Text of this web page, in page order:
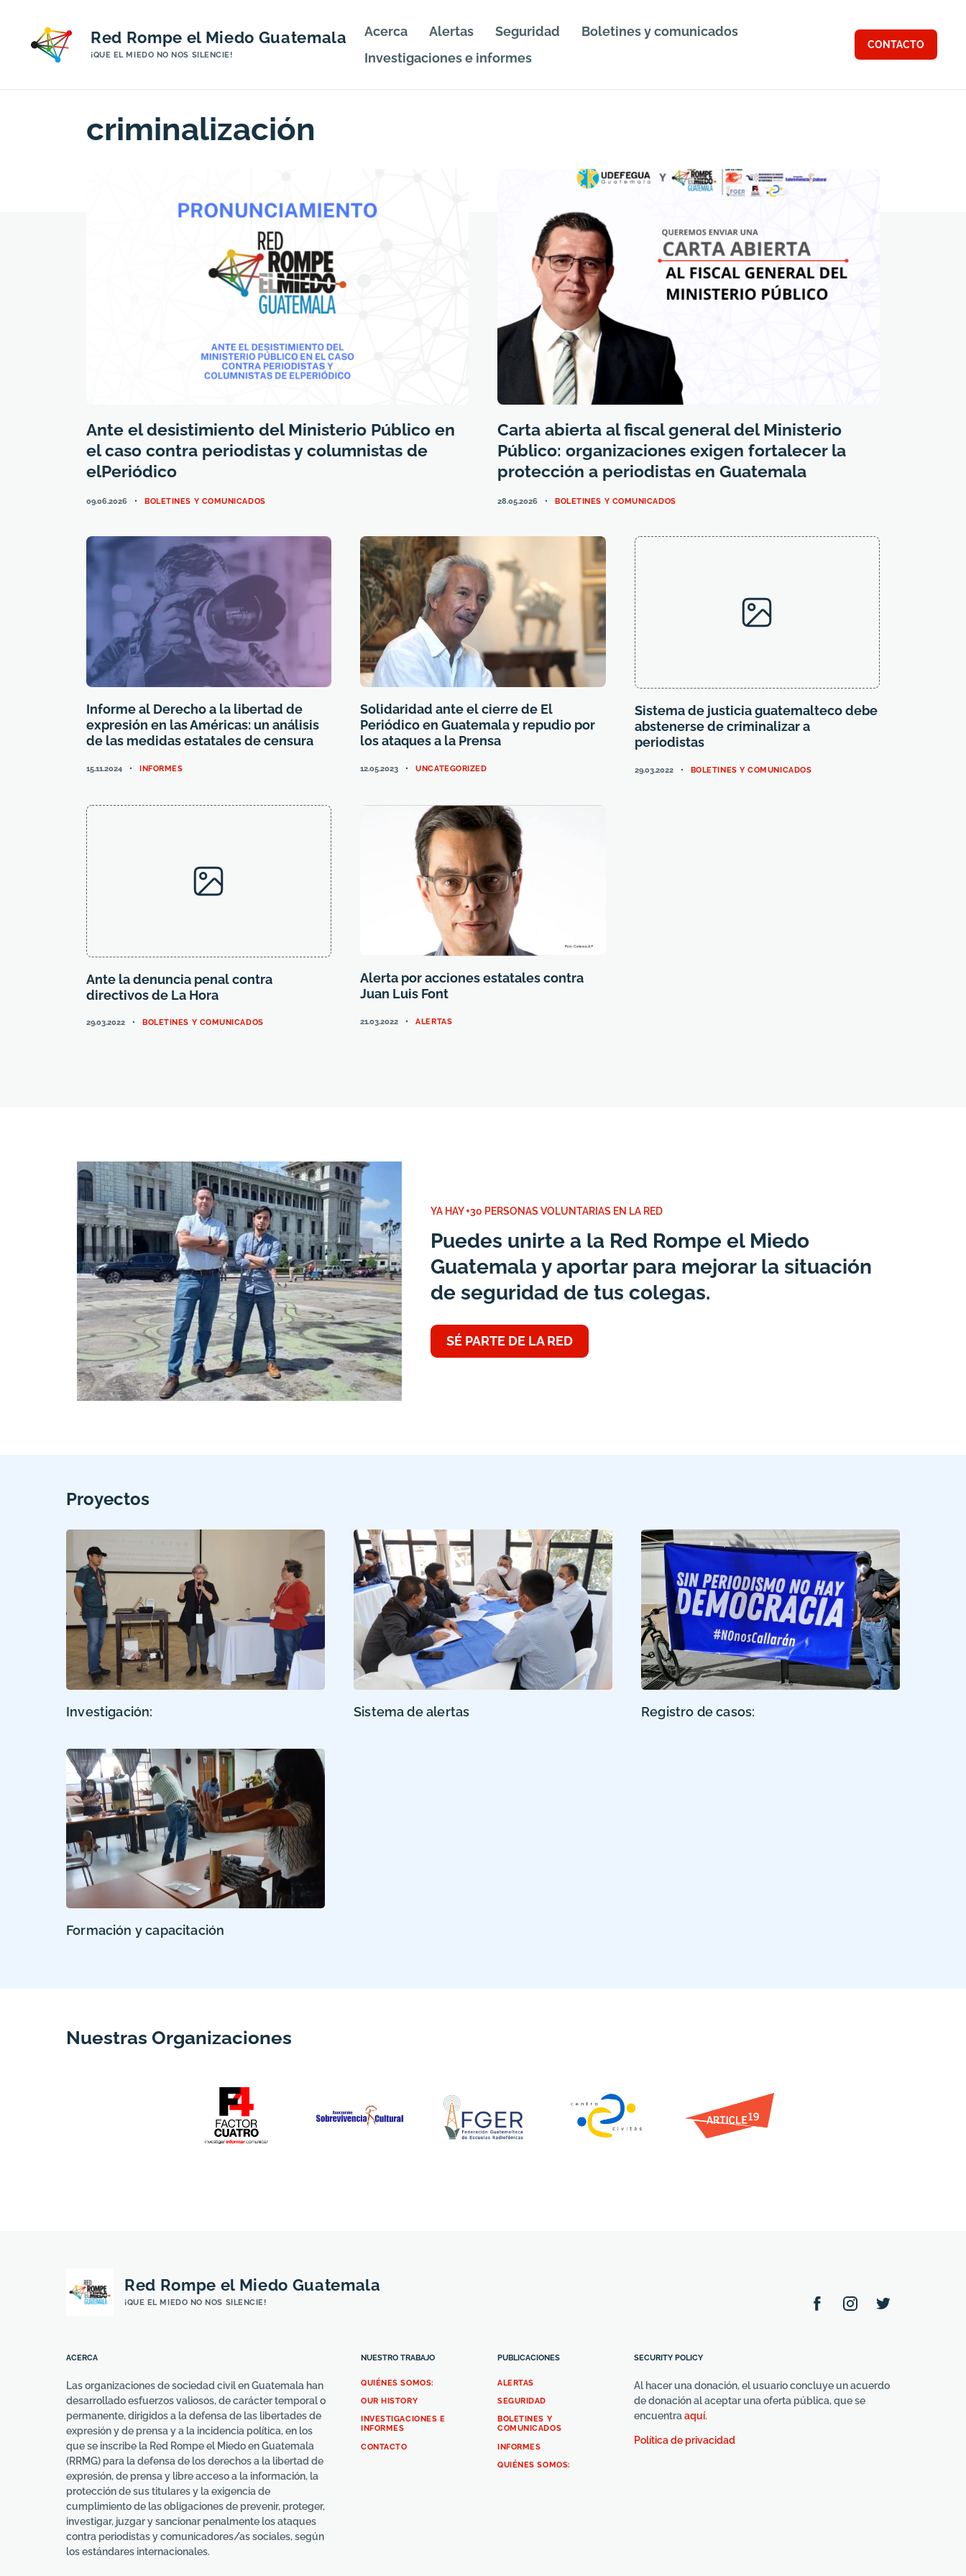
Red Rompe el Miedo Guatemala
¡QUE EL MIEDO NO NOS SILENCIE!
Acerca Alertas Seguridad
Boletines y comunicados
Investigaciones e informes
CONTACTO
criminalización
Ante el desistimiento del Ministerio Público en
el caso contra periodistas y columnistas de
elPeriódico
09.06.2026 CATEGORIES
BOLETINES Y COMUNICADOS
Carta abierta al fiscal general del Ministerio
Público: organizaciones exigen fortalecer la
protección a periodistas en Guatemala
28.05.2026 CATEGORIES
BOLETINES Y COMUNICADOS
Informe al Derecho a la libertad de
expresión en las Américas: un análisis
de las medidas estatales de censura
15.11.2024 CATEGORIES
INFORMES
Solidaridad ante el cierre de El
Periódico en Guatemala y repudio por
los ataques a la Prensa
12.05.2023 CATEGORIES
UNCATEGORIZED
Sistema de justicia guatemalteco debe
abstenerse de criminalizar a
periodistas
29.03.2022 CATEGORIES
BOLETINES Y COMUNICADOS
Ante la denuncia penal contra
directivos de La Hora
29.03.2022 CATEGORIES
BOLETINES Y COMUNICADOS
Alerta por acciones estatales contra
Juan Luis Font
21.03.2022 CATEGORIES
ALERTAS
YA HAY +30 PERSONAS VOLUNTARIAS EN LA RED
Puedes unirte a la Red Rompe el Miedo
Guatemala y aportar para mejorar la situación
de seguridad de tus colegas.
SÉ PARTE DE LA RED
Proyectos
Investigación: Sistema de alertas Registro de casos:
Formación y capacitación
Nuestras Organizaciones
Red Rompe el Miedo Guatemala
¡QUE EL MIEDO NO NOS SILENCIE!
ACERCA
Las organizaciones de sociedad civil en Guatemala han
desarrollado esfuerzos valiosos, de carácter temporal o
permanente, dirigidos a la defensa de las libertades de
expresión y de prensa y a la incidencia política, en los
que se inscribe la Red Rompe el Miedo en Guatemala
(RRMG) para la defensa de los derechos a la libertad de
expresión, de prensa y libre acceso a la información, la
protección de sus titulares y la exigencia de
cumplimiento de las obligaciones de prevenir, proteger,
investigar, juzgar y sancionar penalmente los ataques
contra periodistas y comunicadores/as sociales, según
los estándares internacionales.
NUESTRO TRABAJO
QUIÉNES SOMOS:
OUR HISTORY
INVESTIGACIONES E
INFORMES
CONTACTO
PUBLICACIONES
ALERTAS
SEGURIDAD
BOLETINES Y
COMUNICADOS
INFORMES
QUIÉNES SOMOS:
SECURITY POLICY
Al hacer una donación, el usuario concluye un acuerdo
de donación al aceptar una oferta pública, que se
encuentraaquí.
Política de privacidad